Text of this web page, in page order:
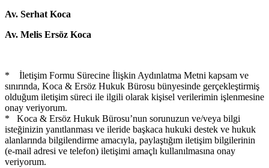
Av. Serhat Koca
Av. Melis Ersöz Koca
* İletişim Formu Sürecine İlişkin Aydınlatma Metni kapsam ve
sınırında, Koca & Ersöz Hukuk Bürosu bünyesinde gerçekleştirmiş
olduğum iletişim süreci ile ilgili olarak kişisel verilerimin işlenmesine
onay veriyorum.
* Koca & Ersöz Hukuk Bürosu’nun sorunuzun ve/veya bilgi
isteğinizin yanıtlanması ve ileride başkaca hukuki destek ve hukuk
alanlarında bilgilendirme amacıyla, paylaştığım iletişim bilgilerinin
(e-mail adresi ve telefon) iletişimi amaçlı kullanılmasına onay
veriyorum.